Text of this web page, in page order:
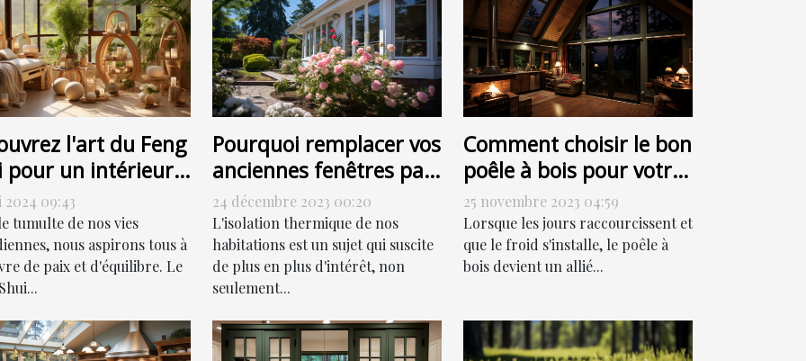
l'art du Feng
pour un intérieur
2024 09:43
tumulte de nos vies
nous aspirons tous à
de paix et d'équilibre. Le
Pourquoi remplacer vos
anciennes fenêtres par
des fenêtres PVC peut
contribuer à la
réduction de votre
facture énergétique
24 décembre 2023 00:20
L'isolation thermique de nos
habitations est un sujet qui suscite
de plus en plus d'intérêt, non
seulement...
Comment choisir le bon
poêle à bois pour votre
habitation
25 novembre 2023 04:59
Lorsque les jours raccourcissent et
que le froid s'installe, le poêle à
bois devient un allié...